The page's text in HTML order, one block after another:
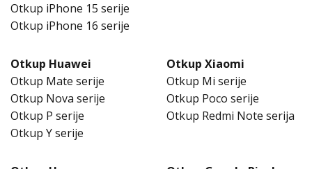
Otkup iPhone 15 serije
Otkup iPhone 16 serije
Otkup Huawei
Otkup Mate serije
Otkup Nova serije
Otkup P serije
Otkup Y serije
Otkup Xiaomi
Otkup Mi serije
Otkup Poco serije
Otkup Redmi Note serija